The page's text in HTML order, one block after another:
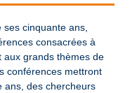
cinquante ans,
consacrées à
aux grands thèmes de
conférences mettront
ans, des chercheurs